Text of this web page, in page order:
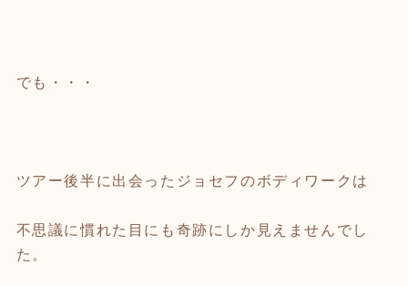
でも・・・
ツアー後半に出会ったジョセフのボディワークは
不思議に慣れた目にも奇跡にしか見えませんでし
た。